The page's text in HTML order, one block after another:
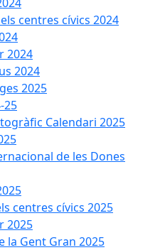
centres cívics 2024
2024
2024
2025
25
Calendari 2025
de les Dones
centres cívics 2025
2025
la Gent Gran 2025